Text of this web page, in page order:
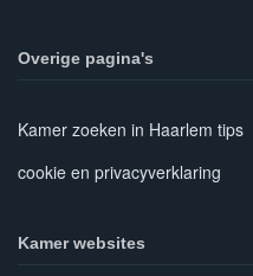
Overige pagina's
Kamer zoeken in Haarlem tips
cookie en privacyverklaring
Kamer websites